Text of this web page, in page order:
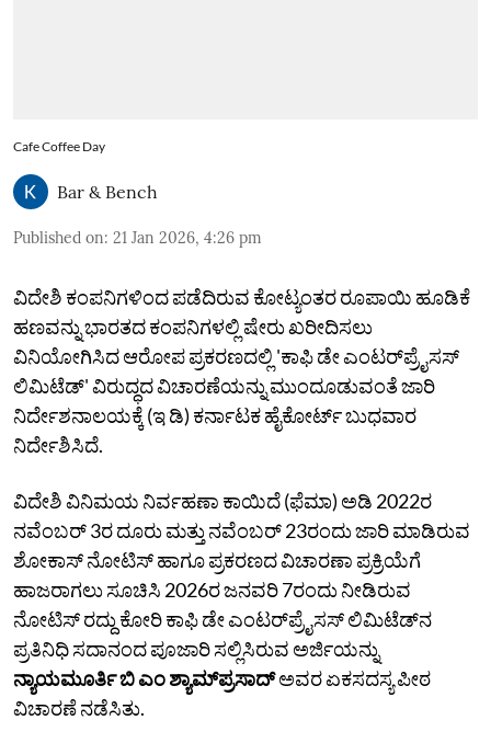
Cafe Coffee Day
Bar & Bench
Published on: 21 Jan 2026, 4:26 pm
ವಿದೇಶಿ ಕಂಪನಿಗಳಿಂದ ಪಡೆದಿರುವ ಕೋಟ್ಯಂತರ ರೂಪಾಯಿ ಹೂಡಿಕೆ
ಹಣವನ್ನು ಭಾರತದ ಕಂಪನಿಗಳಲ್ಲಿ ಷೇರು ಖರೀದಿಸಲು
ವಿನಿಯೋಗಿಸಿದ ಆರೋಪ ಪ್ರಕರಣದಲ್ಲಿ 'ಕಾಫಿ ಡೇ ಎಂಟರ್‌ಪ್ರೈಸಸ್‌
ಲಿಮಿಟೆಡ್' ವಿರುದ್ಧದ ವಿಚಾರಣೆಯನ್ನು ಮುಂದೂಡುವಂತೆ ಜಾರಿ
ನಿರ್ದೇಶನಾಲಯಕ್ಕೆ (ಇ ಡಿ) ಕರ್ನಾಟಕ ಹೈಕೋರ್ಟ್ ಬುಧವಾರ
ನಿರ್ದೇಶಿಸಿದೆ.
ವಿದೇಶಿ ವಿನಿಮಯ ನಿರ್ವಹಣಾ ಕಾಯಿದೆ (ಫೆಮಾ) ಅಡಿ 2022ರ
ನವೆಂಬರ್‌ 3ರ ದೂರು ಮತ್ತು ನವೆಂಬರ್‌ 23ರಂದು ಜಾರಿ ಮಾಡಿರುವ
ಶೋಕಾಸ್‌ ನೋಟಿಸ್‌ ಹಾಗೂ ಪ್ರಕರಣದ ವಿಚಾರಣಾ ಪ್ರಕ್ರಿಯೆಗೆ
ಹಾಜರಾಗಲು ಸೂಚಿಸಿ 2026ರ ಜನವರಿ 7ರಂದು ನೀಡಿರುವ
ನೋಟಿಸ್ ರದ್ದು ಕೋರಿ ಕಾಫಿ ಡೇ ಎಂಟರ್‌ಪ್ರೈಸಸ್‌ ಲಿಮಿಟೆಡ್‌ನ
ಪ್ರತಿನಿಧಿ ಸದಾನಂದ ಪೂಜಾರಿ ಸಲ್ಲಿಸಿರುವ ಅರ್ಜಿಯನ್ನು
ನ್ಯಾಯಮೂರ್ತಿ ಬಿ ಎಂ ಶ್ಯಾಮ್‌ಪ್ರಸಾದ್‌ಅವರ ಏಕಸದಸ್ಯ ಪೀಠ
ವಿಚಾರಣೆ ನಡೆಸಿತು.